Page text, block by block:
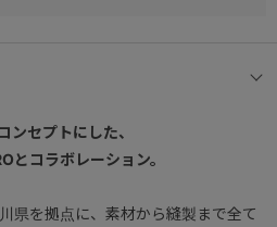
ンセプトにした、
とコラボレーション。
県を拠点に、素材から縫製まで全て